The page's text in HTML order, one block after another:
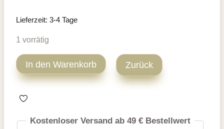
Lieferzeit: 3-4 Tage
1 vorrätig
Landschaft
Acryl
Menge
In den Warenkorb Zurück
Kostenloser Versand ab 49 € Bestellwert